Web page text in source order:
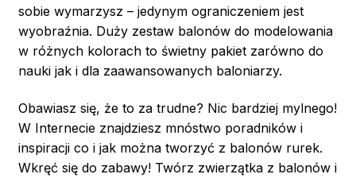
sobie wymarzysz – jedynym ograniczeniem jest
wyobraźnia. Duży zestaw balonów do modelowania
w różnych kolorach to świetny pakiet zarówno do
nauki jak i dla zaawansowanych baloniarzy.
Obawiasz się, że to za trudne? Nic bardziej mylnego!
W Internecie znajdziesz mnóstwo poradników i
inspiracji co i jak można tworzyć z balonów rurek.
Wkręć się do zabawy! Twórz zwierzątka z balonów i